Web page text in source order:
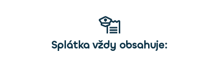
Splátka vždy obsahuje: